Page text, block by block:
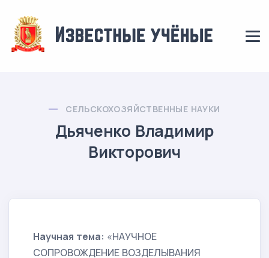
СЕЛЬСКОХОЗЯЙСТВЕННЫЕ НАУКИ
Дьяченко Владимир
Викторович
Научная тема: «НАУЧНОЕ
СОПРОВОЖДЕНИЕ ВОЗДЕЛЫВАНИЯ